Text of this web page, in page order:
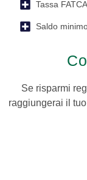
Tassa
Saldo
Se risparmi
raggiungerai il